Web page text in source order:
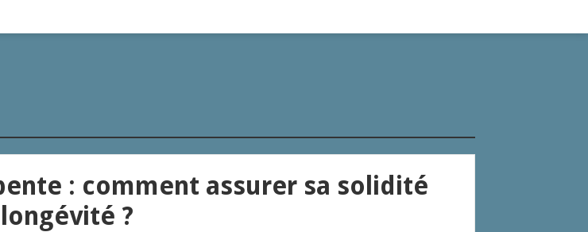
: comment assurer sa solidité
?